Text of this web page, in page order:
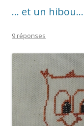
… et un hibou…
9 réponses